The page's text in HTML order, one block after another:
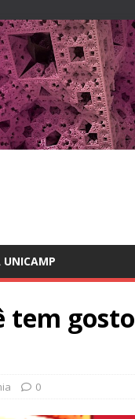
UNICAMP
tem gosto
0